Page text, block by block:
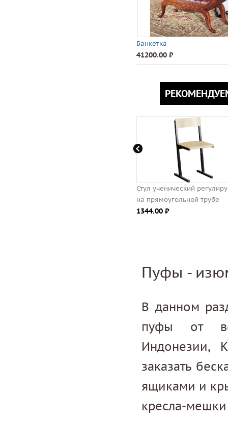
Банкетка
41200.00 ⃏
Стул ученический
на прямоугольной трубе
1344.00 ⃏
Пуфы -
В данном
пуфы от
Индонезии,
заказать
ящиками и
кресла-